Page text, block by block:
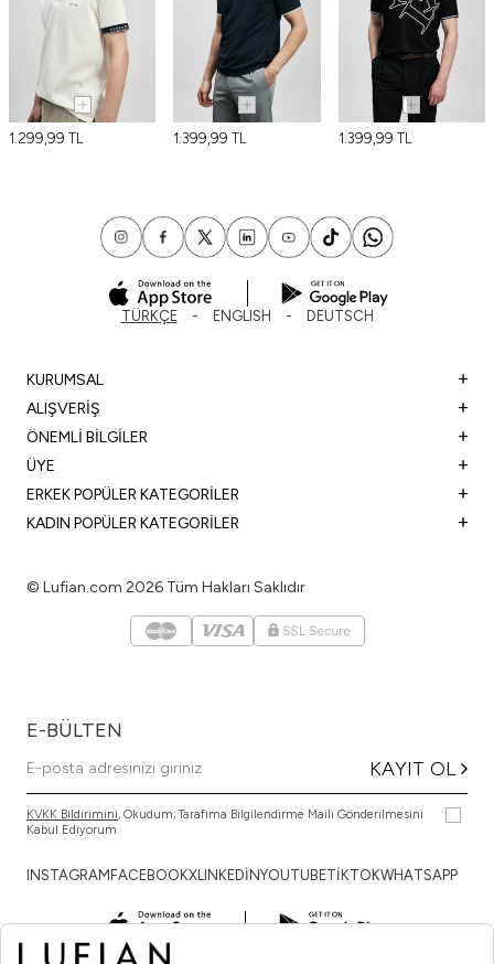
1.299,99 TL 1.399,99 TL 1.399,99 TL
TÜRKÇE ENGLISH DEUTSCH
KURUMSAL
ALIŞVERİŞ
ÖNEMLİ BİLGİLER
ÜYE
ERKEK POPÜLER KATEGORİLER
KADIN POPÜLER KATEGORİLER
© Lufian.com 2026 Tüm Hakları Saklıdır
E-BÜLTEN
KAYIT OL
KVKK Bildirimini, Okudum, Tarafıma Bilgilendirme Maili Gönderilmesini
Kabul Ediyorum
INSTAGRAM FACEBOOKXLINKEDİNYOUTUBETİKTOKWHATSAPP
TÜRKÇE